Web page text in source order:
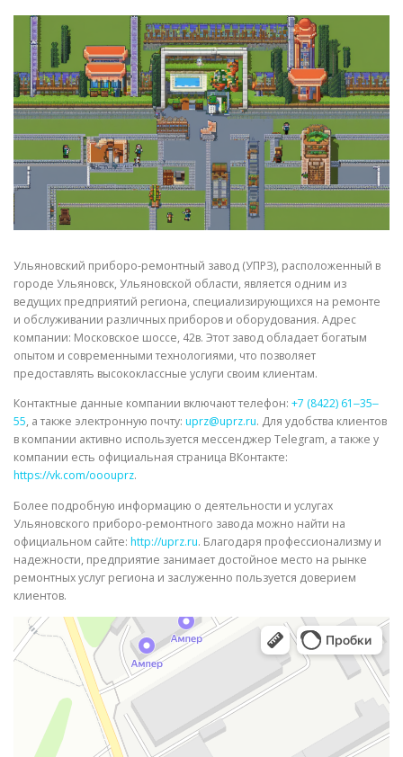
СВОЙСТВА МЕТАЛЛОВ СОРТА МЕТАЛЛОВ
СТАТЬИ
Ульяновский приборо-ремонтный завод (УПРЗ), расположенный в
городе Ульяновск, Ульяновской области, является одним из
ведущих предприятий региона, специализирующихся на ремонте
и обслуживании различных приборов и оборудования. Адрес
компании: Московское шоссе, 42в. Этот завод обладает богатым
опытом и современными технологиями, что позволяет
предоставлять высококлассные услуги своим клиентам.
Контактные данные компании включают телефон: +7 (8422) 61‒35‒
55, а также электронную почту: uprz@uprz.ru. Для удобства клиентов
в компании активно используется мессенджер Telegram, а также у
компании есть официальная страница ВКонтакте:
https://vk.com/ooouprz.
Более подробную информацию о деятельности и услугах
Ульяновского приборо-ремонтного завода можно найти на
официальном сайте: http://uprz.ru. Благодаря профессионализму и
надежности, предприятие занимает достойное место на рынке
ремонтных услуг региона и заслуженно пользуется доверием
клиентов.